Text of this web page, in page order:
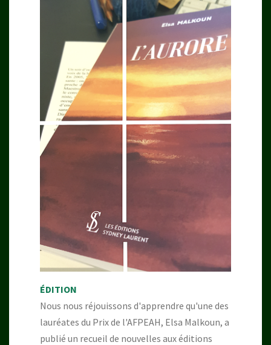
ÉDITION
Nous nous réjouissons d'apprendre qu'une des
lauréates du Prix de l'AFPEAH, Elsa Malkoun, a
publié un recueil de nouvelles aux éditions